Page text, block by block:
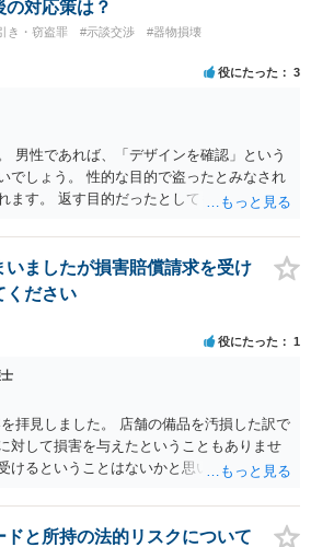
対応策は？
き・窃盗罪 #示談交渉
#器物損壊
役にたった 3
男性であれば、「デザインを確認」という
でしょう。 性的な目的で盗ったとみなされ
ます。 返す目的だったとしても、性的な目
り、窃盗の既遂罪は成立し得まると思われ
は、前述の目的を遂行する関係上、ばれな
ることになるのではないかと思います。 防
あなたなのかは不明ですが、極めて深刻な
です。お早目にご両親などとも相談して、
方向で動かれるのがよろしいかと思いま
いましたが損害賠償請求を受け
ください
役にたった 1
拝見しました。 店舗の備品を汚損した訳で
対して損害を与えたということもありませ
けるということはないかと思います。 万が
のうえ持ち帰り、弁護士に相談するように
考になれば幸いです。
と所持の法的リスクについて